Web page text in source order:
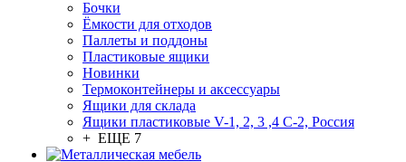
Бочки
Ёмкости для отходов
Паллеты и поддоны
Пластиковые ящики
Новинки
Термоконтейнеры и аксессуары
Ящики для склада
Ящики пластиковые V-1, 2, 3 ,4 С-2, Россия
+ ЕЩЕ 7